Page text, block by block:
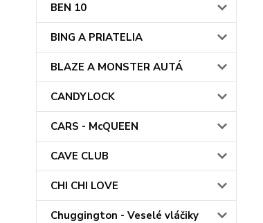
BEN 10
BING A PRIATELIA
BLAZE A MONSTER AUTÁ
CANDYLOCK
CARS - McQUEEN
CAVE CLUB
CHI CHI LOVE
Chuggington - Veselé vláčiky